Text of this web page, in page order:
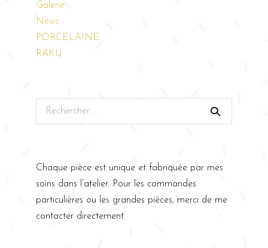
Galerie
News
PORCELAINE
RAKU
Chaque pièce est unique et fabriquée par mes
soins dans l’atelier. Pour les commandes
particulières ou les grandes pièces, merci de me
contacter directement.